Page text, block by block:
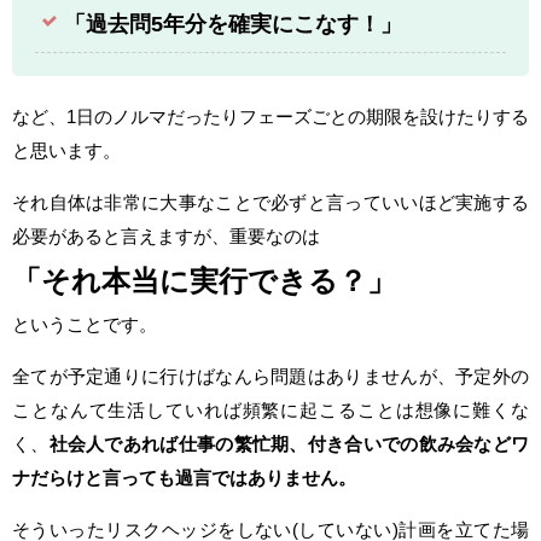
「過去問5年分を確実にこなす！」
など、1日のノルマだったりフェーズごとの期限を設けたりする
と思います。
それ自体は非常に大事なことで必ずと言っていいほど実施する
必要があると言えますが、重要なのは
「それ本当に実行できる？」
ということです。
全てが予定通りに行けばなんら問題はありませんが、予定外の
ことなんて生活していれば頻繁に起こることは想像に難くな
く、 社会人であれば仕事の繁忙期、付き合いでの飲み会などワ
ナだらけと言っても過言ではありません。
そういったリスクヘッジをしない(していない)計画を立てた場